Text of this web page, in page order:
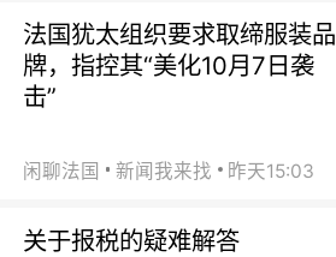
法国犹太组织要求取缔服装品
牌，指控其“美化10月7日袭
击”
闲聊法国 新闻我来找 昨天15:03
关于报税的疑难解答